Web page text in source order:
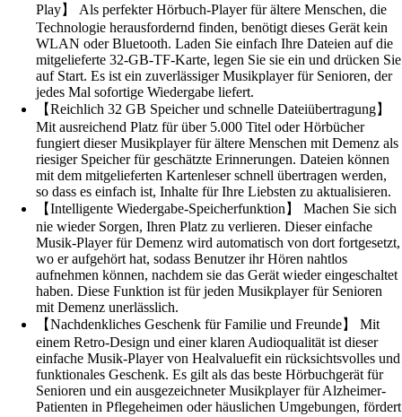
Play】 Als perfekter Hörbuch-Player für ältere Menschen, die
Technologie herausfordernd finden, benötigt dieses Gerät kein
WLAN oder Bluetooth. Laden Sie einfach Ihre Dateien auf die
mitgelieferte 32-GB-TF-Karte, legen Sie sie ein und drücken Sie
auf Start. Es ist ein zuverlässiger Musikplayer für Senioren, der
jedes Mal sofortige Wiedergabe liefert.
【Reichlich 32 GB Speicher und schnelle Dateiübertragung】
Mit ausreichend Platz für über 5.000 Titel oder Hörbücher
fungiert dieser Musikplayer für ältere Menschen mit Demenz als
riesiger Speicher für geschätzte Erinnerungen. Dateien können
mit dem mitgelieferten Kartenleser schnell übertragen werden,
so dass es einfach ist, Inhalte für Ihre Liebsten zu aktualisieren.
【Intelligente Wiedergabe-Speicherfunktion】 Machen Sie sich
nie wieder Sorgen, Ihren Platz zu verlieren. Dieser einfache
Musik-Player für Demenz wird automatisch von dort fortgesetzt,
wo er aufgehört hat, sodass Benutzer ihr Hören nahtlos
aufnehmen können, nachdem sie das Gerät wieder eingeschaltet
haben. Diese Funktion ist für jeden Musikplayer für Senioren
mit Demenz unerlässlich.
【Nachdenkliches Geschenk für Familie und Freunde】 Mit
einem Retro-Design und einer klaren Audioqualität ist dieser
einfache Musik-Player von Healvaluefit ein rücksichtsvolles und
funktionales Geschenk. Es gilt als das beste Hörbuchgerät für
Senioren und ein ausgezeichneter Musikplayer für Alzheimer-
Patienten in Pflegeheimen oder häuslichen Umgebungen, fördert